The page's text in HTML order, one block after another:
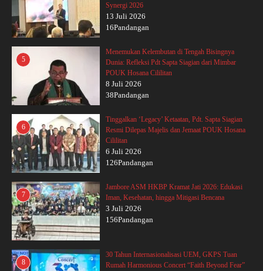
Synergi 2026
13 Juli 2026
16Pandangan
5
Menemukan Kelembutan di Tengah Bisingnya
Dunia: Refleksi Pdt Sapta Siagian dari Mimbar
POUK Hosana Cililitan
8 Juli 2026
38Pandangan
6
Tinggalkan ‘Legacy’ Ketaatan, Pdt. Sapta Siagian
Resmi Dilepas Majelis dan Jemaat POUK Hosana
Cililitan
6 Juli 2026
126Pandangan
7
Jambore ASM HKBP Kramat Jati 2026: Edukasi
Iman, Kesehatan, hingga Mitigasi Bencana
3 Juli 2026
156Pandangan
8
30 Tahun Internasionalisasi UEM, GKPS Tuan
Rumah Harmonious Concert “Faith Beyond Fear”